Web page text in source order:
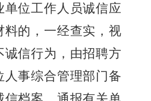
单位工作人员诚信应
料的 ，一经查实，视
诚信行为，由招聘方
人事综合管理部门备